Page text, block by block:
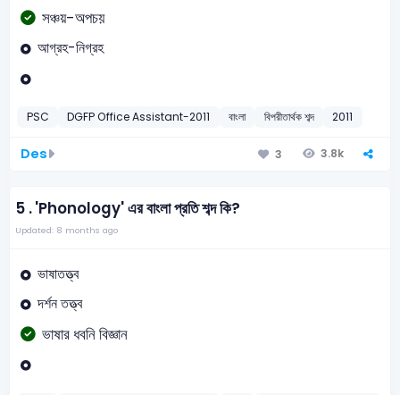
সঞ্চয়-অপচয়
আগ্রহ-নিগ্রহ
PSC DGFP Office Assistant-2011 বাংলা বিপরীতার্থক শব্দ 2011
Des 3 3.8k
5 .'Phonology' এর বাংলা প্রতি শব্দ কি?
Updated: 8 months ago
ভাষাতত্ত্ব
দর্শন তত্ত্ব
ভাষার ধবনি বিজ্ঞান